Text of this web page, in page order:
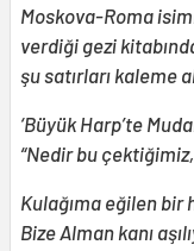
Moskova-Roma
verdiği gezi
şu satırları kaleme
‘Büyük Harp’te
“Nedir bu
Kulağıma eğilen bir
Bize Alman kanı